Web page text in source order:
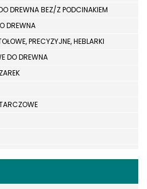
DREWNA BEZ/Z PODCINAKIEM
DREWNA
PRECYZYJNE, HEBLARKI
DO DREWNA